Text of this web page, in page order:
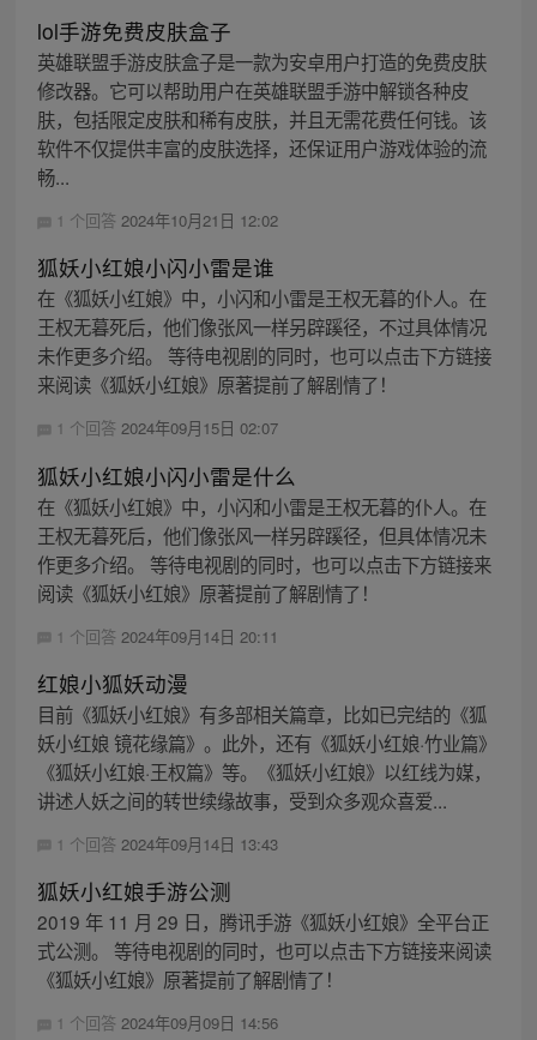
lol手游免费皮肤盒子
英雄联盟手游皮肤盒子是一款为安卓用户打造的免费皮肤
修改器。它可以帮助用户在英雄联盟手游中解锁各种皮
肤，包括限定皮肤和稀有皮肤，并且无需花费任何钱。该
软件不仅提供丰富的皮肤选择，还保证用户游戏体验的流
畅...
1 个回答 2024年10月21日 12:02
狐妖小红娘小闪小雷是谁
在《狐妖小红娘》中，小闪和小雷是王权无暮的仆人。在
王权无暮死后，他们像张风一样另辟蹊径，不过具体情况
未作更多介绍。 等待电视剧的同时，也可以点击下方链接
来阅读《狐妖小红娘》原著提前了解剧情了！
1 个回答 2024年09月15日 02:07
狐妖小红娘小闪小雷是什么
在《狐妖小红娘》中，小闪和小雷是王权无暮的仆人。在
王权无暮死后，他们像张风一样另辟蹊径，但具体情况未
作更多介绍。 等待电视剧的同时，也可以点击下方链接来
阅读《狐妖小红娘》原著提前了解剧情了！
1 个回答 2024年09月14日 20:11
红娘小狐妖动漫
目前《狐妖小红娘》有多部相关篇章，比如已完结的《狐
妖小红娘 镜花缘篇》。此外，还有《狐妖小红娘·竹业篇》
《狐妖小红娘·王权篇》等。《狐妖小红娘》以红线为媒，
讲述人妖之间的转世续缘故事，受到众多观众喜爱...
1 个回答 2024年09月14日 13:43
狐妖小红娘手游公测
2019 年 11 月 29 日，腾讯手游《狐妖小红娘》全平台正
式公测。 等待电视剧的同时，也可以点击下方链接来阅读
《狐妖小红娘》原著提前了解剧情了！
1 个回答 2024年09月09日 14:56